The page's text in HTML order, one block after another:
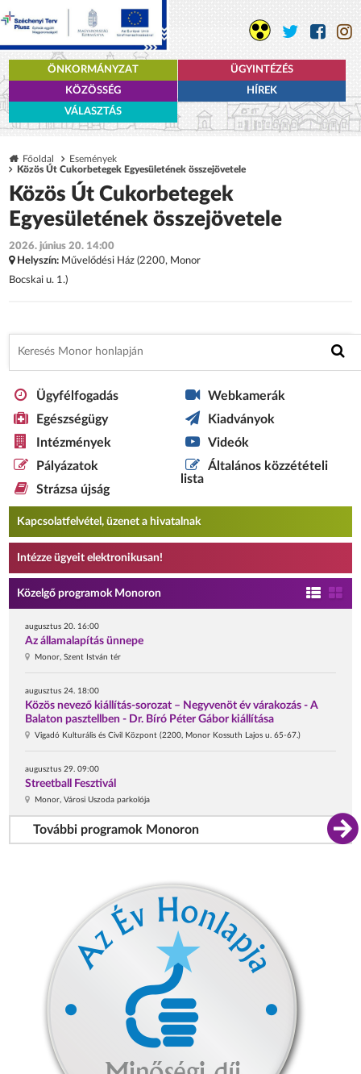
ÖNKORMÁNYZAT
ÜGYINTÉZÉS
KÖZÖSSÉG
HÍREK
VÁLASZTÁS
Főoldal
Események
Közös Út Cukorbetegek Egyesületének összejövetele
Közös Út Cukorbetegek
Egyesületének összejövetele
2026. június 20. 14:00
Helyszín: Művelődési Ház (2200, Monor
Bocskai u. 1.)
Ügyfélfogadás
Egészségügy
Intézmények
Pályázatok
Strázsa újság
Webkamerák
Kiadványok
Videók
Általános közzétételi
lista
Kapcsolatfelvétel, üzenet a hivatalnak
Intézze ügyeit elektronikusan!
Közelgő programok Monoron
augusztus 20. 16:00
Az államalapítás ünnepe
Monor, Szent István tér
augusztus 24. 18:00
Közös nevező kiállítás-sorozat – Negyvenöt év várakozás - A
Balaton pasztellben - Dr. Bíró Péter Gábor kiállítása
Vigadó Kulturális és Civil Központ (2200, Monor Kossuth Lajos u. 65-67.)
augusztus 29. 09:00
Streetball Fesztivál
Monor, Városi Uszoda parkolója
További programok Monoron